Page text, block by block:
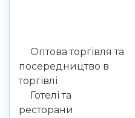
Оптова торгівля та
посередництво в
торгівлі
Готелі та
ресторани